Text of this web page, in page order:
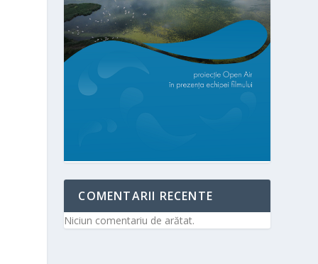
COMENTARII RECENTE
Niciun comentariu de arătat.